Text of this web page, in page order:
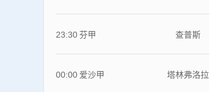
23:30芬甲 查普斯
00:00 爱沙甲 塔林弗洛拉